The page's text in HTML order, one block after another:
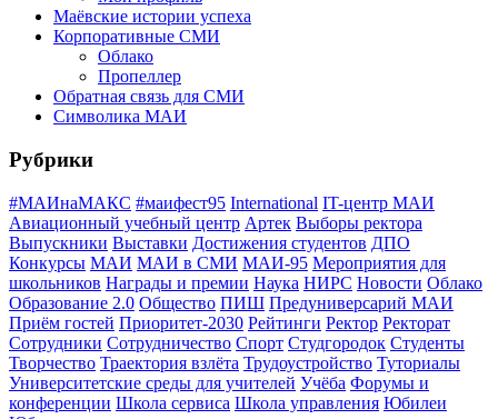
Маёвские истории успеха
Корпоративные СМИ
Облако
Пропеллер
Обратная связь для СМИ
Символика МАИ
Рубрики
#МАИнаМАКС #маифест95 International IT-центр МАИ
Авиационный учебный центр Артек Выборы ректора
Выпускники Выставки Достижения студентов ДПО
Конкурсы МАИ МАИ в СМИ МАИ-95 Мероприятия для
школьников Награды и премии Наука НИРС Новости Облако
Образование 2.0 Общество ПИШ Предуниверсарий МАИ
Приём гостей Приоритет-2030 Рейтинги Ректор Ректорат
Сотрудники Сотрудничество Спорт Студгородок Студенты
Творчество Траектория взлёта Трудоустройство Туториалы
Университетские среды для учителей Учёба Форумы и
конференции Школа сервиса Школа управления Юбилеи